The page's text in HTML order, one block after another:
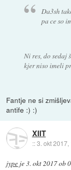
Da3sh
pa ce so
Ni res, do sedaj
kjer niso imeli
Fantje ne si
antife :) :)
XIIT
::3. okt 2017,
jype je3. okt 2017 ob